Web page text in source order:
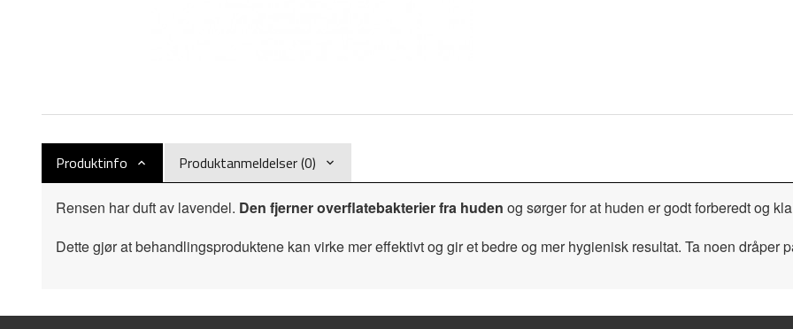
Produktinfo Produktanmeldelser (0)
Rensen har duft av lavendel. Den fjerner overflatebakterier fra huden og sørger for at huden er godt forberedt og
Dette gjør at behandlingsproduktene kan virke mer effektivt og gir et bedre og mer hygienisk resultat. Ta noen dråper